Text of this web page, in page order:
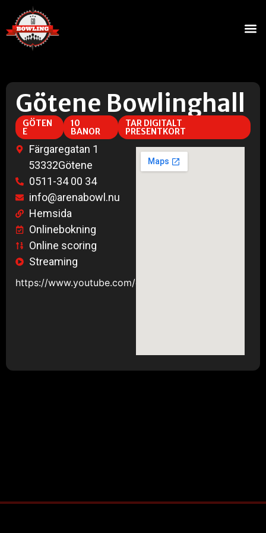
Götene Bowlinghall
GÖTEN
E
10
BANOR
TAR DIGITALT
PRESENTKORT
Färgaregatan 1
53332Götene
0511-34 00 34
info@arenabowl.nu
Hemsida
Onlinebokning
Online scoring
Streaming
https://www.youtube.com/@gotenebowlinghall